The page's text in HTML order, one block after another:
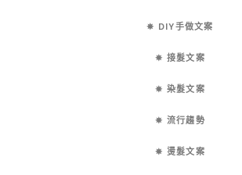
✵ DIY手做文案
✵ 接髮文案
✵ 染髮文案
✵ 流行趨勢
✵ 燙髮文案